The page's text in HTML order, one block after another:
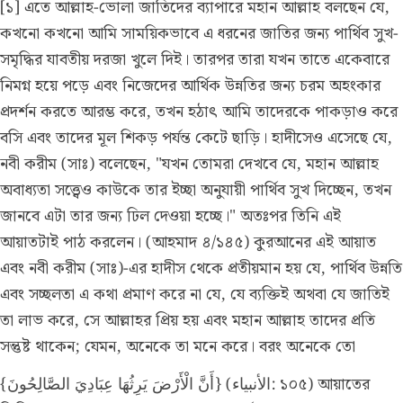
[১] এতে আল্লাহ-ভোলা জাতিদের ব্যাপারে মহান আল্লাহ বলছেন যে,
কখনো কখনো আমি সাময়িকভাবে এ ধরনের জাতির জন্য পার্থিব সুখ-
সমৃদ্ধির যাবতীয় দরজা খুলে দিই। তারপর তারা যখন তাতে একেবারে
নিমগ্ন হয়ে পড়ে এবং নিজেদের আর্থিক উন্নতির জন্য চরম অহংকার
প্রদর্শন করতে আরম্ভ করে, তখন হঠাৎ আমি তাদেরকে পাকড়াও করে
বসি এবং তাদের মূল শিকড় পর্যন্ত কেটে ছাড়ি। হাদীসেও এসেছে যে,
নবী করীম (সাঃ) বলেছেন, "যখন তোমরা দেখবে যে, মহান আল্লাহ
অবাধ্যতা সত্ত্বেও কাউকে তার ইচ্ছা অনুযায়ী পার্থিব সুখ দিচ্ছেন, তখন
জানবে এটা তার জন্য ঢিল দেওয়া হচ্ছে।" অতঃপর তিনি এই
আয়াতটাই পাঠ করলেন। (আহমাদ ৪/১৪৫)কুরআনের এই আয়াত
এবং নবী করীম (সাঃ)-এর হাদীস থেকে প্রতীয়মান হয় যে, পার্থিব উন্নতি
এবং সচ্ছলতা এ কথা প্রমাণ করে না যে, যে ব্যক্তিই অথবা যে জাতিই
তা লাভ করে, সে আল্লাহর প্রিয় হয় এবং মহান আল্লাহ তাদের প্রতি
সন্তুষ্ট থাকেন; যেমন, অনেকে তা মনে করে। বরং অনেকে তো
{أَنَّ الْأَرْضَ يَرِثُهَا عِبَادِيَ الصَّالِحُونَ} (الأنبياء: ১০৫) আয়াতের